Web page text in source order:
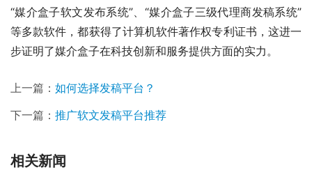
“媒介盒子软文发布系统”、“媒介盒子三级代理商发稿系统”
等多款软件，都获得了计算机软件著作权专利证书，这进一
步证明了媒介盒子在科技创新和服务提供方面的实力。
上一篇： 如何选择发稿平台？
下一篇： 推广软文发稿平台推荐
相关新闻